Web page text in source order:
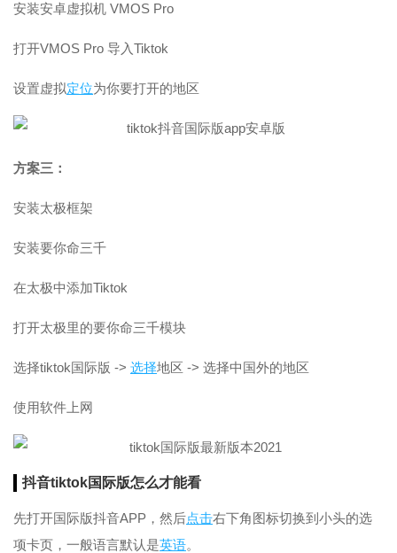
安装安卓虚拟机 VMOS Pro
打开VMOS Pro 导入Tiktok
设置虚拟定位为你要打开的地区
方案三：
安装太极框架
安装要你命三千
在太极中添加Tiktok
打开太极里的要你命三千模块
选择tiktok国际版 -> 选择地区 -> 选择中国外的地区
使用软件上网
抖音tiktok国际版怎么才能看
先打开国际版抖音APP，然后点击右下角图标切换到小头的选
项卡页，一般语言默认是英语。